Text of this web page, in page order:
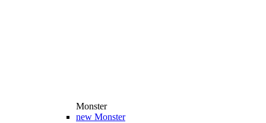
Monster
new Monster